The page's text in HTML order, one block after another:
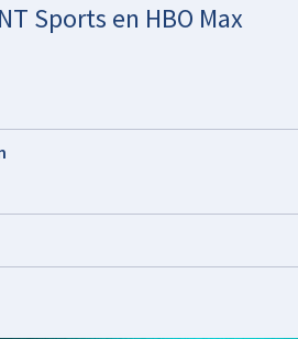
Sports en HBO Max